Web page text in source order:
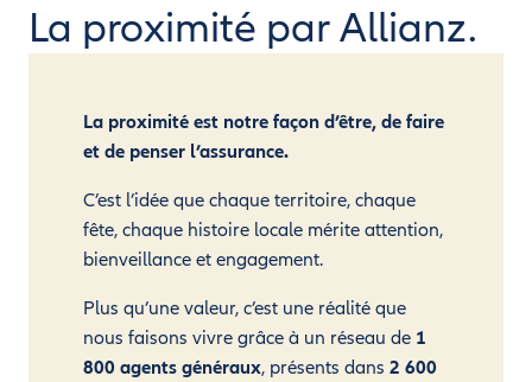
La proximité par Allianz.
La proximité est notre façon d’être, de faire
et de penser l’assurance.
C’est l’idée que chaque territoire, chaque
fête, chaque histoire locale mérite attention,
bienveillance et engagement.
Plus qu’une valeur, c’est une réalité que
nous faisons vivre grâce à un réseau de 1
800 agents généraux, présents dans 2 600